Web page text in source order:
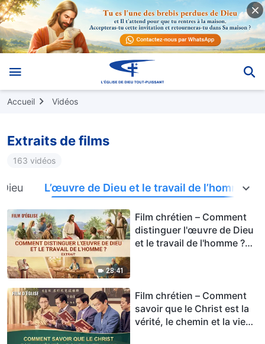
Accueil Vidéos
Extraits de films
163 vidéos
L’œuvre de Dieu et le travail de l’homme
28:41
Film chrétien – Comment
distinguer l'œuvre de Dieu
et le travail de l'homme ?
Film chrétien – Comment
savoir que le Christ est la
vérité, le chemin et la vie